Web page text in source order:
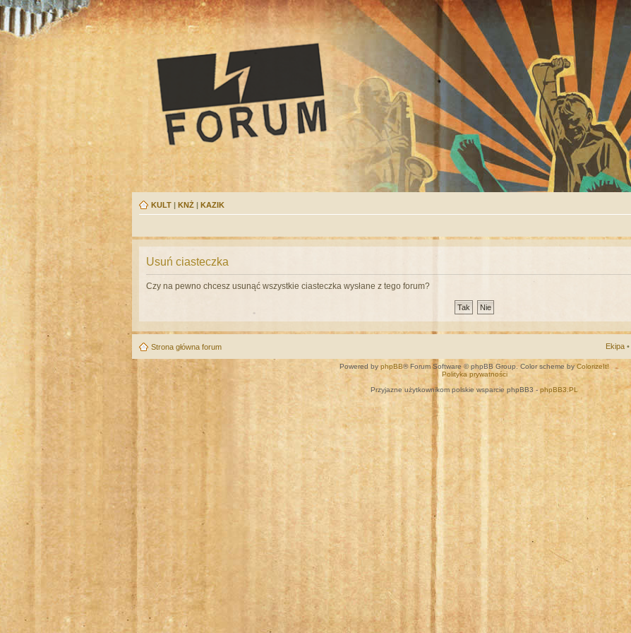
KULT | KNŻ | KAZIK
Usuń ciasteczka
Czy na pewno chcesz usunąć wszystkie ciasteczka wysłane z tego forum?
Strona główna forum Ekipa •
Powered by phpBB® Forum Software © phpBB Group. Color scheme byColorizeIt!
Polityka prywatności
Przyjazne użytkownikom polskie wsparcie phpBB3 -phpBB3.PL